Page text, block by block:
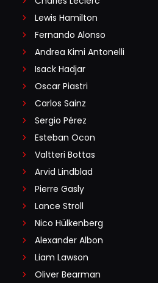
Lewis Hamilton
Fernando Alonso
Andrea Kimi Antonelli
Isack Hadjar
Oscar Piastri
Carlos Sainz
Sergio Pérez
Esteban Ocon
Valtteri Bottas
Arvid Lindblad
Pierre Gasly
Lance Stroll
Nico Hülkenberg
Alexander Albon
Liam Lawson
Oliver Bearman